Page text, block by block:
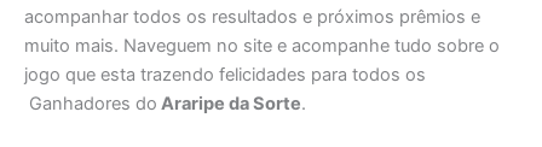
acompanhar todos os resultados e próximos prêmios e
muito mais. Naveguem no site e acompanhe tudo sobre o
jogo que esta trazendo felicidades para todos os
Ganhadores do Araripe da Sorte.